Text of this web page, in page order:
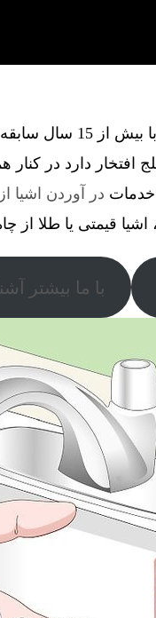
گروه فنی آذین
افتخار دارد در
خدمات در آوردن اشیا
قیمتی یا طلا از
با ما بیشتر